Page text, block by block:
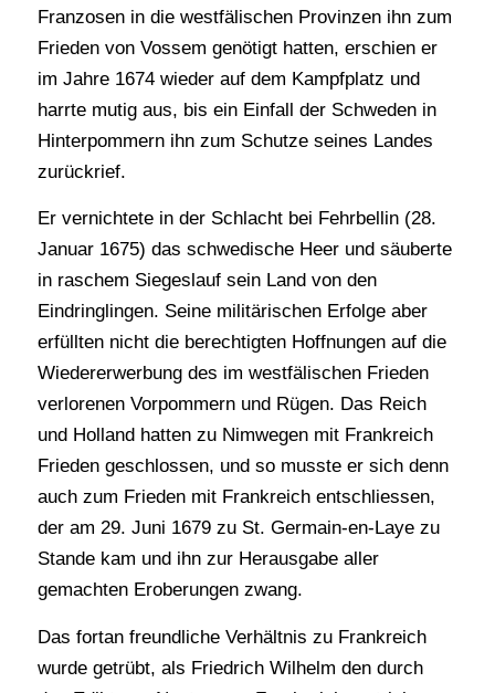
Franzosen in die westfälischen Provinzen ihn zum
Frieden von Vossem genötigt hatten, erschien er
im Jahre 1674 wieder auf dem Kampfplatz und
harrte mutig aus, bis ein Einfall der Schweden in
Hinterpommern ihn zum Schutze seines Landes
zurückrief.
Er vernichtete in der Schlacht bei Fehrbellin (28.
Januar 1675) das schwedische Heer und säuberte
in raschem Siegeslauf sein Land von den
Eindringlingen. Seine militärischen Erfolge aber
erfüllten nicht die berechtigten Hoffnungen auf die
Wiedererwerbung des im westfälischen Frieden
verlorenen Vorpommern und Rügen. Das Reich
und Holland hatten zu Nimwegen mit Frankreich
Frieden geschlossen, und so musste er sich denn
auch zum Frieden mit Frankreich entschliessen,
der am 29. Juni 1679 zu St. Germain-en-Laye zu
Stande kam und ihn zur Herausgabe aller
gemachten Eroberungen zwang.
Das fortan freundliche Verhältnis zu Frankreich
wurde getrübt, als Friedrich Wilhelm den durch